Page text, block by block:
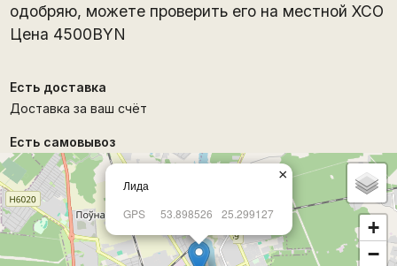
одобряю, можете проверить его на местной ХСО
Цена 4500BYN
Есть доставка
Доставка за ваш счёт
Есть самовывоз
Лида
GPS
53.898526 25.299127
×
+
−